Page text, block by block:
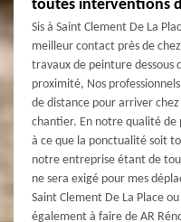
toutes interventions
Sis à Saint Clement De La
meilleur contact près de
travaux de peinture
proximité, Nos
de distance pour arriver
chantier. En notre qualité de
à ce que la ponctualité soit
notre entreprise étant de
ne sera exigé pour mes
Saint Clement De La Place
également à faire de AR